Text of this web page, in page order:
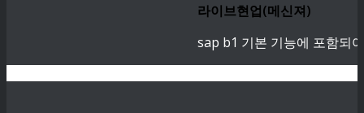
라이브현업(메신져)
sap b1 기본 기능에 포함되